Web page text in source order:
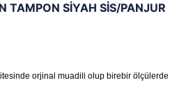
TAMPON SİYAH SİS/PANJUR
orjinal muadili olup birebir ölçülerde